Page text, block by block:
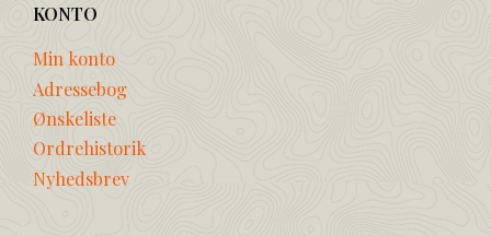
KONTO
Min konto
Adressebog
Ønskeliste
Ordrehistorik
Nyhedsbrev